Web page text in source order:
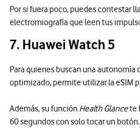
Por si fuera poco, puedes contestar
electromiografía que leen tus
7. Huawei Watch 5
Para quienes buscan una autonomía
optimizado, permite utilizar la eSIM
Además, su función Health Glancete
60 segundos con solo tocar un botón.